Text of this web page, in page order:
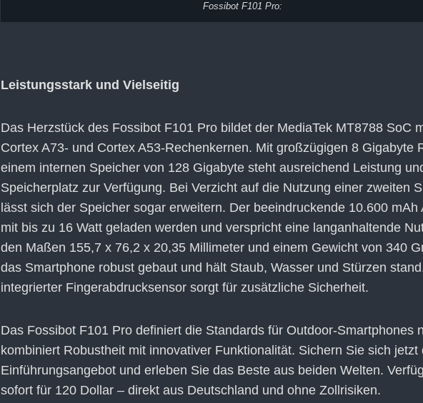
Fossibot F101 Pro:
Leistungsstark und Vielseitig
Das Herzstück des Fossibot F101 Pro bildet der MediaTek MT8788 SoC
Cortex A73- und Cortex A53-Rechenkernen. Mit großzügigen 8 Gigabyte
einem internen Speicher von 128 Gigabyte steht ausreichend Leistung
Speicherplatz zur Verfügung. Bei Verzicht auf die Nutzung einer zweiten
lässt sich der Speicher sogar erweitern. Der beeindruckende 10.600 mAh
mit bis zu 16 Watt geladen werden und verspricht eine langanhaltende
den Maßen 155,7 x 76,2 x 20,35 Millimeter und einem Gewicht von 340
das Smartphone robust gebaut und hält Staub, Wasser und Stürzen
integrierter Fingerabdrucksensor sorgt für zusätzliche Sicherheit.
Das Fossibot F101 Pro definiert die Standards für Outdoor-Smartphones
kombiniert Robustheit mit innovativer Funktionalität. Sichern Sie sich jetzt
Einführungsangebot und erleben Sie das Beste aus beiden Welten.
sofort für 120 Dollar – direkt aus Deutschland und ohne Zollrisiken.